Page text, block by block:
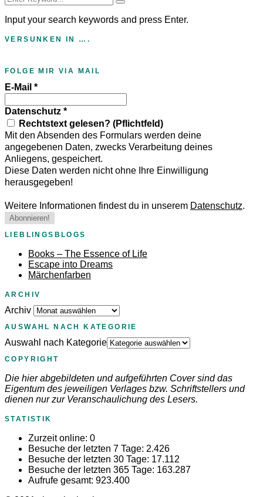
Input your search keywords and press Enter.
VERSUNKEN IN ….
FOLGE MIR VIA MAIL
E-Mail *
Datenschutz *
Rechtstext gelesen? (Pflichtfeld)
Mit den Absenden des Formulars werden deine
angegebenen Daten, zwecks Verarbeitung deines
Anliegens, gespeichert.
Diese Daten werden nicht ohne Ihre Einwilligung
herausgegeben!
Weitere Informationen findest du in unserem Datenschutz.
LIEBLINGSBLOGS
Books – The Essence of Life
Escape into Dreams
Märchenfarben
ARCHIV
Archiv
AUSWAHL NACH KATEGORIE
Auswahl nach Kategorie
COPYRIGHT
Die hier abgebildeten und aufgeführten Cover sind das
Eigentum des jeweiligen Verlages bzw. Schriftstellers und
dienen nur zur Veranschaulichung des Lesers.
STATISTIK
Zurzeit online: 0
Besuche der letzten 7 Tage: 2.426
Besuche der letzten 30 Tage: 17.112
Besuche der letzten 365 Tage: 163.287
Aufrufe gesamt: 923.400